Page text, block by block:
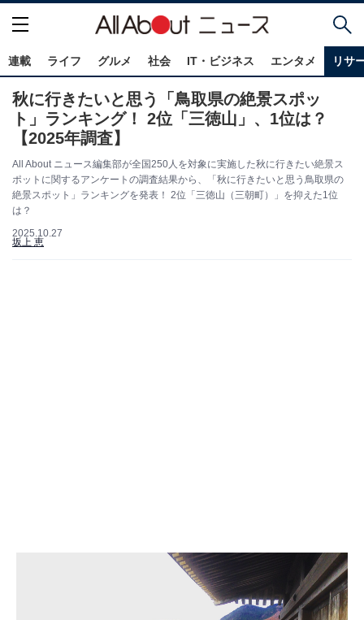
連載 ライフ グルメ 社会 IT・ビジネス エンタメ リサ
秋に行きたいと思う「鳥取県の絶景スポッ
ト」ランキング！ 2位「三徳山」、1位は？
【2025年調査】
All About ニュース編集部が全国250人を対象に実施した秋に行きたい絶景ス
ポットに関するアンケートの調査結果から、「秋に行きたいと思う鳥取県の
絶景スポット」ランキングを発表！ 2位「三徳山（三朝町）」を抑えた1位
は？
2025.10.27
坂上 恵